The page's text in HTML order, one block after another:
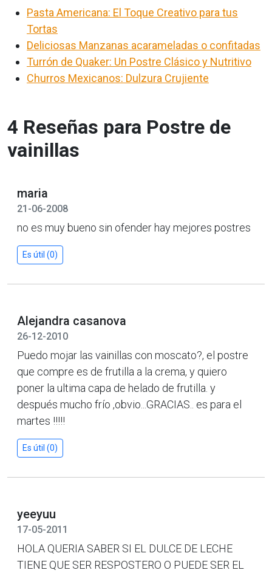
Pasta Americana: El Toque Creativo para tus
Tortas
Deliciosas Manzanas acarameladas o confitadas
Turrón de Quaker: Un Postre Clásico y Nutritivo
Churros Mexicanos: Dulzura Crujiente
4 Reseñas para Postre de
vainillas
maria
21-06-2008
no es muy bueno sin ofender hay mejores postres
Es útil (0)
Alejandra casanova
26-12-2010
Puedo mojar las vainillas con moscato?, el postre
que compre es de frutilla a la crema, y quiero
poner la ultima capa de helado de frutilla. y
después mucho frío ,obvio...GRACIAS.. es para el
martes !!!!!
Es útil (0)
yeeyuu
17-05-2011
HOLA QUERIA SABER SI EL DULCE DE LECHE
TIENE QUE SER RESPOSTERO O PUEDE SER EL